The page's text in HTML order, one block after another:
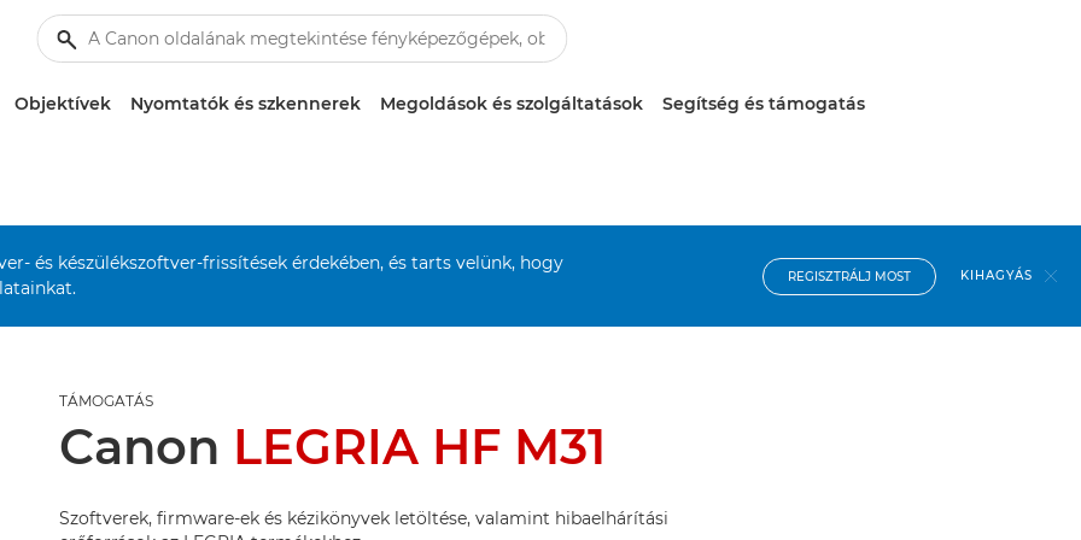
Objektívek Nyomtatók és szkennerek Megoldások és szolgáltatások Segítség és támogatás
és készülékszoftver-frissítések érdekében, és tarts velünk, hogy
REGISZTRÁLJ MOST KIHAGYÁS
TÁMOGATÁS
Canon LEGRIA HF M31
Szoftverek, firmware-ek és kézikönyvek letöltése, valamint hibaelhárítási